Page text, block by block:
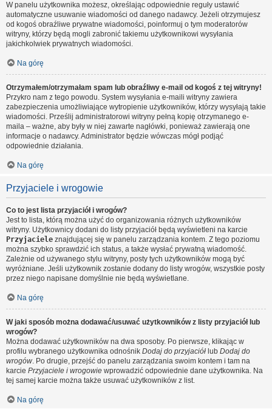
W panelu użytkownika możesz, określając odpowiednie reguły ustawić
automatyczne usuwanie wiadomości od danego nadawcy. Jeżeli otrzymujesz
od kogoś obraźliwe prywatne wiadomości, poinformuj o tym moderatorów
witryny, którzy będą mogli zabronić takiemu użytkownikowi wysyłania
jakichkolwiek prywatnych wiadomości.
Na górę
Otrzymałem/otrzymałam spam lub obraźliwy e-mail od kogoś z tej witryny!
Przykro nam z tego powodu. System wysyłania e-maili witryny zawiera
zabezpieczenia umożliwiające wytropienie użytkowników, którzy wysyłają takie
wiadomości. Prześlij administratorowi witryny pełną kopię otrzymanego e-
maila – ważne, aby były w niej zawarte nagłówki, ponieważ zawierają one
informacje o nadawcy. Administrator będzie wówczas mógł podjąć
odpowiednie działania.
Na górę
Przyjaciele i wrogowie
Co to jest lista przyjaciół i wrogów?
Jest to lista, którą można użyć do organizowania różnych użytkowników
witryny. Użytkownicy dodani do listy przyjaciół będą wyświetleni na karcie
Przyjaciele znajdującej się w panelu zarządzania kontem. Z tego poziomu
można szybko sprawdzić ich status, a także wysłać prywatną wiadomość.
Zależnie od używanego stylu witryny, posty tych użytkowników mogą być
wyróżniane. Jeśli użytkownik zostanie dodany do listy wrogów, wszystkie posty
przez niego napisane domyślnie nie będą wyświetlane.
Na górę
W jaki sposób można dodawać/usuwać użytkowników z listy przyjaciół lub
wrogów?
Można dodawać użytkowników na dwa sposoby. Po pierwsze, klikając w
profilu wybranego użytkownika odnośnik Dodaj do przyjaciół lub Dodaj do
wrogów. Po drugie, przejść do panelu zarządzania swoim kontem i tam na
karcie Przyjaciele i wrogowie wprowadzić odpowiednie dane użytkownika. Na
tej samej karcie można także usuwać użytkowników z list.
Na górę